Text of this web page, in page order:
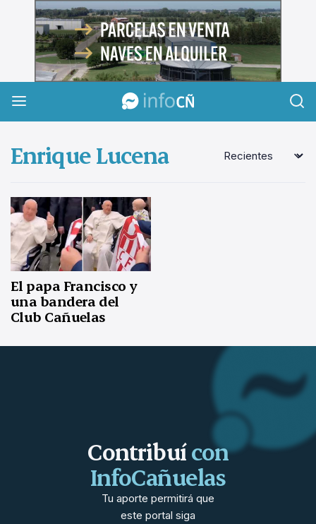
InfoCañuelas
Enrique Lucena
El papa Francisco y
una bandera del
Club Cañuelas
Contribuícon
InfoCañuelas
Tu aporte permitirá que
este portal siga